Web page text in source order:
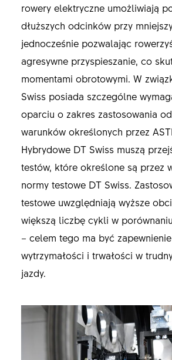
rowery elektryczne umożliwiają
dłuższych odcinków przy
jednocześnie pozwalając
agresywne przyspieszanie, co
momentami obrotowymi. W
Swiss posiada szczególne
oparciu o zakres zastosowania
warunków określonych przez
Hybrydowe DT Swiss muszą
testów, które określone są przez
normy testowe DT Swiss.
testowe uwzględniają wyższe
większą liczbę cykli w
– celem tego ma być
wytrzymałości i trwałości w
jazdy.